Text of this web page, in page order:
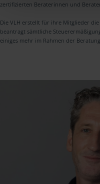
zertifizierten Beraterinnen und
Die VLH erstellt für ihre Mitglieder
beantragt sämtliche
einiges mehr im Rahmen der